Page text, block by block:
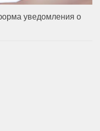
уведомления о